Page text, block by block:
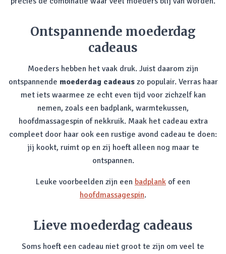
Ontspannende moederdag
cadeaus
Moeders hebben het vaak druk. Juist daarom zijn
ontspannende moederdag cadeauszo populair. Verras haar
met iets waarmee ze echt even tijd voor zichzelf kan
nemen, zoals een badplank, warmtekussen,
hoofdmassagespin of nekkruik. Maak het cadeau extra
compleet door haar ook een rustige avond cadeau te doen:
jij kookt, ruimt op en zij hoeft alleen nog maar te
ontspannen.
Leuke voorbeelden zijn een badplank of een
hoofdmassagespin.
Lieve moederdag cadeaus
Soms hoeft een cadeau niet groot te zijn om veel te